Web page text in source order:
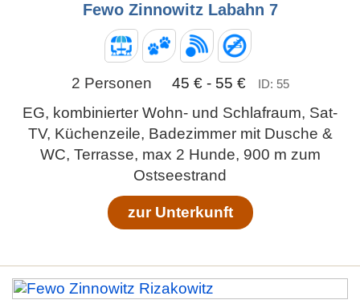
Fewo Zinnowitz Labahn 7
2 Personen 45 € - 55 € ID: 55
EG, kombinierter Wohn- und Schlafraum, Sat-
TV, Küchenzeile, Badezimmer mit Dusche &
WC, Terrasse, max 2 Hunde, 900 m zum
Ostseestrand
zur Unterkunft